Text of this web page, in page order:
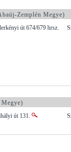
Zemplén Megye)
út 674/679 hrsz.
Megye)
út 131.